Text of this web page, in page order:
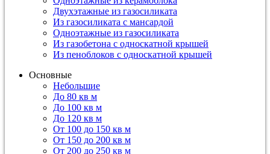
Двухэтажные из газосиликата
Из газосиликата с мансардой
Одноэтажные из газосиликата
Из газобетона с односкатной крышей
Из пеноблоков с односкатной крышей
Основные
Небольшие
До 80 кв м
До 100 кв м
До 120 кв м
От 100 до 150 кв м
От 150 до 200 кв м
От 200 до 250 кв м